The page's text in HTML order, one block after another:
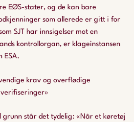
EØS-stater, og de kan bare
som allerede er gitt i for
SJT har innsigelser mot en
kontrollorgan, er klageinstansen
ESA.
krav og overflødige
verifiseringer»
står det tydelig: «Når et køretøj